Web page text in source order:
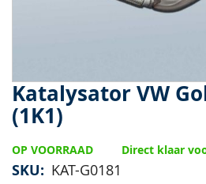
Katalysator VW
(1K1)
OP VOORRAAD
SKU KAT-G0181
Direct klaar
Ga
naar
het
van
de